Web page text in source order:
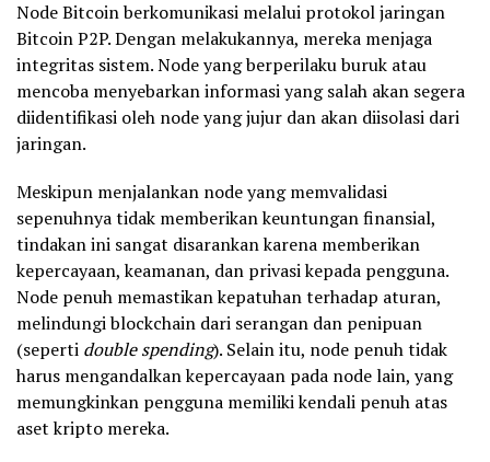
Node Bitcoin berkomunikasi melalui protokol jaringan
Bitcoin P2P. Dengan melakukannya, mereka menjaga
integritas sistem. Node yang berperilaku buruk atau
mencoba menyebarkan informasi yang salah akan segera
diidentifikasi oleh node yang jujur dan akan diisolasi dari
jaringan.
Meskipun menjalankan node yang memvalidasi
sepenuhnya tidak memberikan keuntungan finansial,
tindakan ini sangat disarankan karena memberikan
kepercayaan, keamanan, dan privasi kepada pengguna.
Node penuh memastikan kepatuhan terhadap aturan,
melindungi blockchain dari serangan dan penipuan
(seperti double spending). Selain itu, node penuh tidak
harus mengandalkan kepercayaan pada node lain, yang
memungkinkan pengguna memiliki kendali penuh atas
aset kripto mereka.